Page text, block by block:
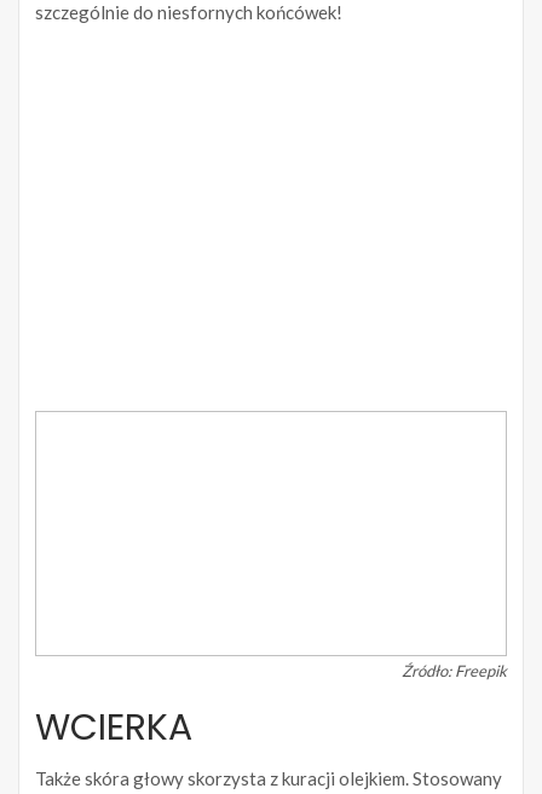
szczególnie do niesfornych końcówek!
Źródło: Freepik
WCIERKA
Także skóra głowy skorzysta z kuracji olejkiem. Stosowany